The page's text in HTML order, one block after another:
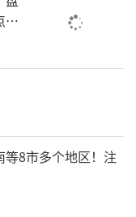
之
8市多个地区！注